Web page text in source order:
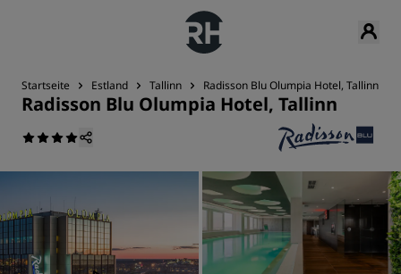
Startseite Estland Tallinn Radisson Blu Olumpia Hotel, Tallinn
Radisson Blu Olumpia Hotel, Tallinn